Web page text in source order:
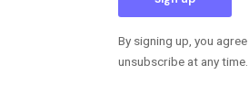
By signing up, you
unsubscribe at any time.